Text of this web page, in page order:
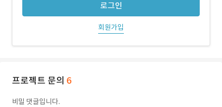
로그인
회원가입
프로젝트 문의 6
비밀 댓글입니다.